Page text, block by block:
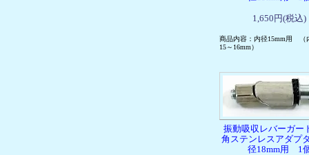
1,650円(税込)
商品内容：内径15mm用 （
15～16mm）
振動吸収レバーガ
角ステンレスアダプ
径18mm用 1